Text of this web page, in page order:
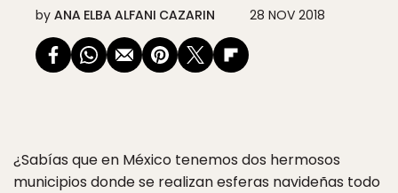
by ANA ELBA ALFANI CAZARIN 28 NOV 2018
¿Sabías que en México tenemos dos hermosos
municipios donde se realizan esferas navideñas todo